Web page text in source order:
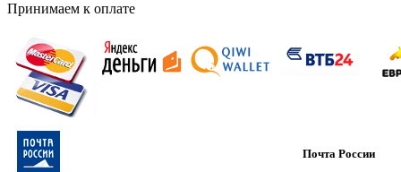
Принимаем к оплате
Почта России